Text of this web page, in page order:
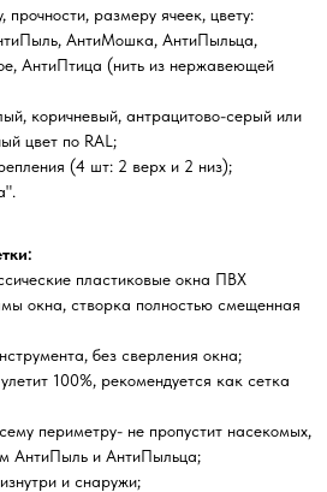
прочности, размеру ячеек, цвету:
АнтиМошка, АнтиПыльца,
АнтиПтица (нить из нержавеющей
коричневый, антрацитово-серый или
цвет по RAL;
(4 шт: 2 верх и 2 низ);
пластиковые окна ПВХ
окна, створка полностью смещенная
без сверления окна;
100%, рекомендуется как сетка
периметру- не пропустит насекомых,
АнтиПыль и АнтиПыльца;
и снаружи;